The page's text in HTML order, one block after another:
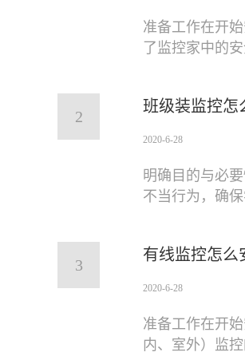
准备工作在开
了监控家中的
2
班级装监控怎
2020-6-28
明确目的与必
不当行为，确
3
有线监控怎么
2020-6-28
准备工作在开
内、室外）监